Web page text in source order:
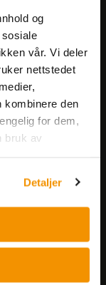
og
vår. Vi deler
nettstedet
kombinere den
for dem,
bruk av
Detaljer